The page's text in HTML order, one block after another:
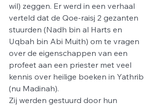
wil) zeggen. Er werd in een verhaal
verteld dat de Qoe-raisj 2 gezanten
stuurden (Nadh bin al Harts en
Uqbah bin Abi Muith) om te vragen
over de eigenschappen van een
profeet aan een priester met veel
kennis over heilige boeken in Yathrib
(nu Madinah).
Zij werden gestuurd door hun